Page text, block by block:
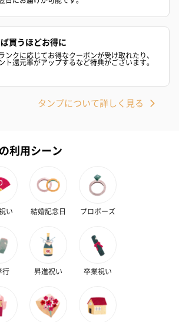
シャワージェル＆ハン
ドクリーム（ピンクグ
シャワージェ
ドクリーム（
かき氷入浴剤4点セット
買うほどお得に
ンクに応じてお得なクーポンが受け取れたり、
ト還元率がアップするなど特典がございます。
タンプについて詳しく見る
利用シーン
い 結婚記念日 プロポーズ
行 昇進祝い 卒業祝い